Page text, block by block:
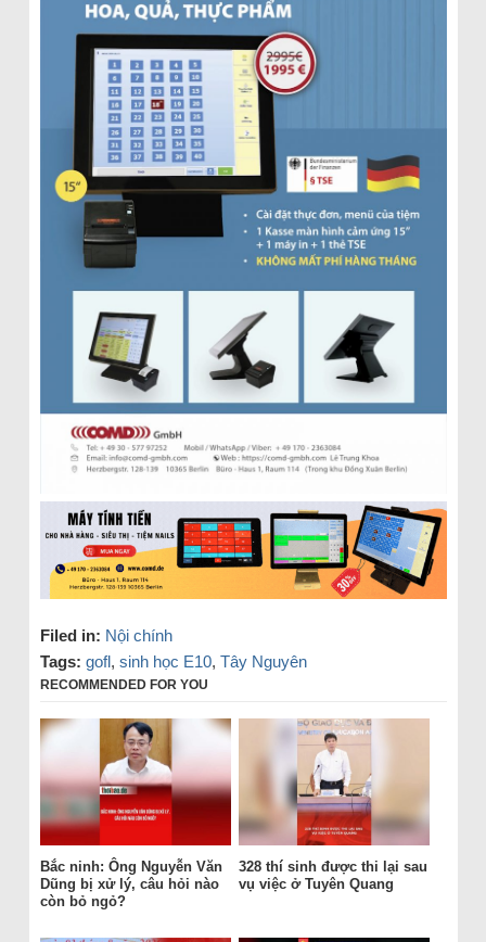
Filed in: Nội chính
Tags: gofl, sinh học E10, Tây Nguyên
RECOMMENDED FOR YOU
Bắc ninh: Ông Nguyễn Văn
Dũng bị xử lý, câu hỏi nào
còn bỏ ngỏ?
328 thí sinh được thi lại sau
vụ việc ở Tuyên Quang